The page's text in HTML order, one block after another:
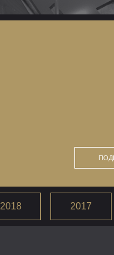
2018 2017